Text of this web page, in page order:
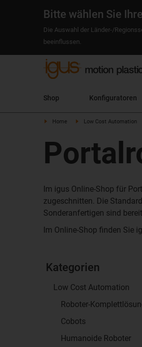
Bitte wählen Sie
Die Auswahl der Länder-/
beeinflussen.
Shop Konfiguratoren
Home Low Cost Automation
Im igus Online-Shop für
zugeschnitten. Die
Sonderanfertigen sind
Im Online-Shop finden Sie
Kategorien
Low Cost Automation
Roboter-
Cobots
Humanoide Roboter